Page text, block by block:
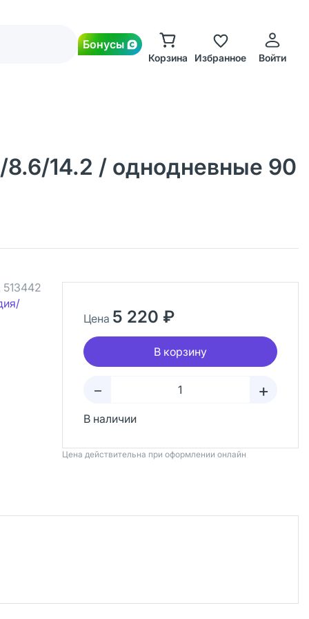
Бонусы
Корзина Избранное Войти
8.6/14.2 / однодневные 90
513442
Цена 5 220 ₽
В корзину
– +
В наличии
Цена действительна при оформлении онлайн